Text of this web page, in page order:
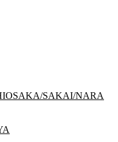
SAKAI/NARA
선 「우시고메 가구라자